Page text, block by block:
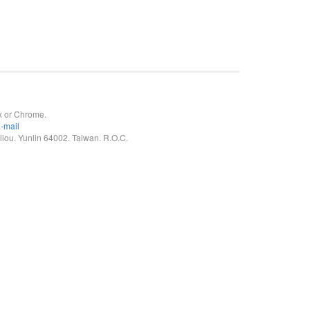
or Chrome.
mail
Yunlin 64002. Taiwan. R.O.C.